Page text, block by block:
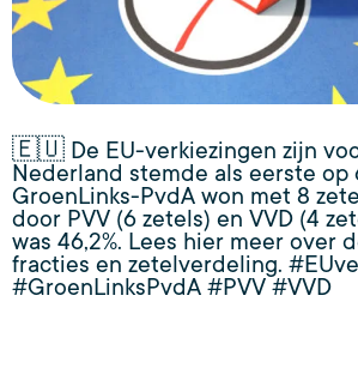
🇪🇺 De EU-verkiezingen zijn
Nederland stemde als eerste op
GroenLinks-PvdA won met 8
door PVV (6 zetels) en VVD (4
was 46,2%. Lees hier meer over
fracties en zetelverdeling.
#GroenLinksPvdA #PVV #VVD